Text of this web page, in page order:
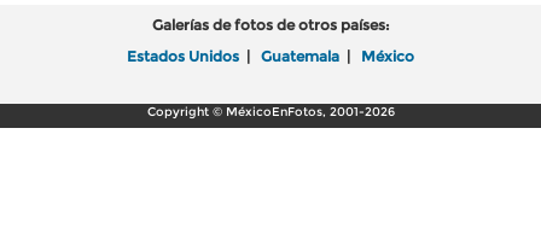
Galerías de fotos de otros países:
Estados Unidos | Guatemala | México
Copyright © MéxicoEnFotos, 2001-2026